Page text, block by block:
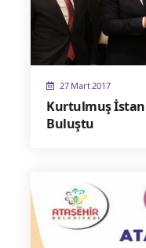
27 Mart 2017
Kurtulmuş
Buluştu